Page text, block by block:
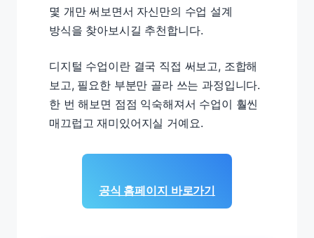
몇 개만 써보면서 자신만의 수업 설계
방식을 찾아보시길 추천합니다.
디지털 수업이란 결국 직접 써보고, 조합해
보고, 필요한 부분만 골라 쓰는 과정입니다.
한 번 해보면 점점 익숙해져서 수업이 훨씬
매끄럽고 재미있어지실 거예요.
공식 홈페이지 바로가기